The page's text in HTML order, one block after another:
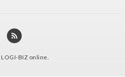
LOGI-BIZ online